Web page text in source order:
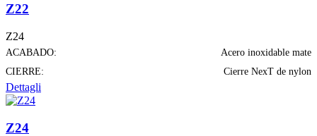
Z22
Z24
ACABADO:
Acero inoxidable mate
CIERRE:
Cierre NexT de nylon
Dettagli
Z24